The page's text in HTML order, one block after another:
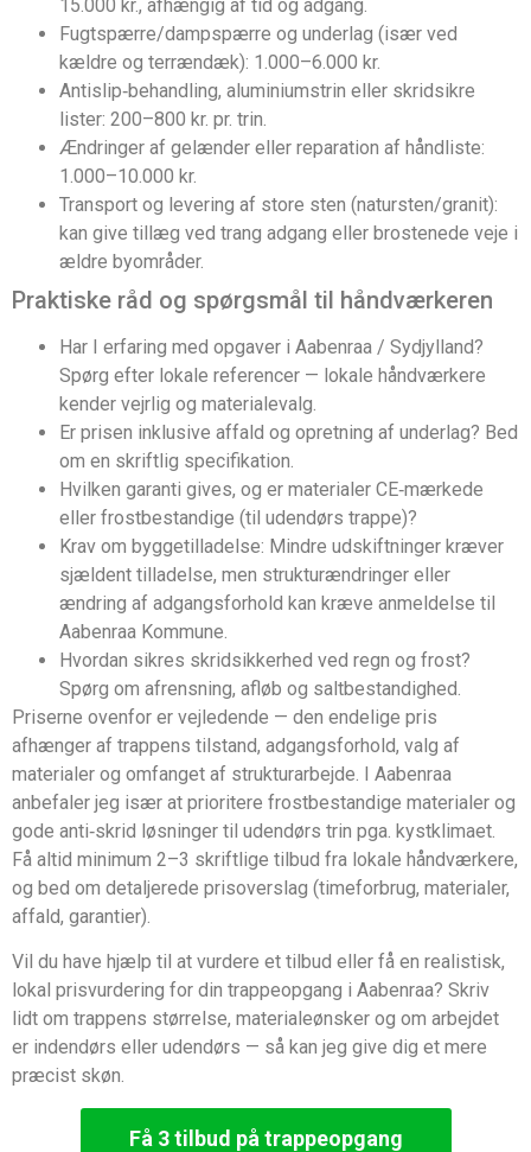
15.000 kr., afhængig af tid og adgang.
Fugtspærre/dampspærre og underlag (især ved
kældre og terrændæk): 1.000–6.000 kr.
Antislip‑behandling, aluminiumstrin eller skridsikre
lister: 200–800 kr. pr. trin.
Ændringer af gelænder eller reparation af håndliste:
1.000–10.000 kr.
Transport og levering af store sten (natursten/granit):
kan give tillæg ved trang adgang eller brostenede veje i
ældre byområder.
Praktiske råd og spørgsmål til håndværkeren
Har I erfaring med opgaver i Aabenraa / Sydjylland?
Spørg efter lokale referencer — lokale håndværkere
kender vejrlig og materialevalg.
Er prisen inklusive affald og opretning af underlag? Bed
om en skriftlig specifikation.
Hvilken garanti gives, og er materialer CE‑mærkede
eller frostbestandige (til udendørs trappe)?
Krav om byggetilladelse: Mindre udskiftninger kræver
sjældent tilladelse, men strukturændringer eller
ændring af adgangsforhold kan kræve anmeldelse til
Aabenraa Kommune.
Hvordan sikres skridsikkerhed ved regn og frost?
Spørg om afrensning, afløb og saltbestandighed.
Priserne ovenfor er vejledende — den endelige pris
afhænger af trappens tilstand, adgangsforhold, valg af
materialer og omfanget af strukturarbejde. I Aabenraa
anbefaler jeg især at prioritere frostbestandige materialer og
gode anti‑skrid løsninger til udendørs trin pga. kystklimaet.
Få altid minimum 2–3 skriftlige tilbud fra lokale håndværkere,
og bed om detaljerede prisoverslag (timeforbrug, materialer,
affald, garantier).
Vil du have hjælp til at vurdere et tilbud eller få en realistisk,
lokal prisvurdering for din trappeopgang i Aabenraa? Skriv
lidt om trappens størrelse, materialeønsker og om arbejdet
er indendørs eller udendørs — så kan jeg give dig et mere
præcist skøn.
Få 3 tilbud på trappeopgang